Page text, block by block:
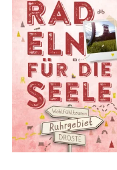
Ruhrgebiet. Radeln
für die Seele
mehr Infos …